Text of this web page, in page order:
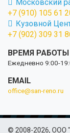
Московский
+7 (910) 105 61
Кузовной
+7 (902) 309 31
ВРЕМЯ РАБОТЫ
Ежедневно 9:00-
EMAIL
office@san-reno.ru
© 2008-2026, ООО